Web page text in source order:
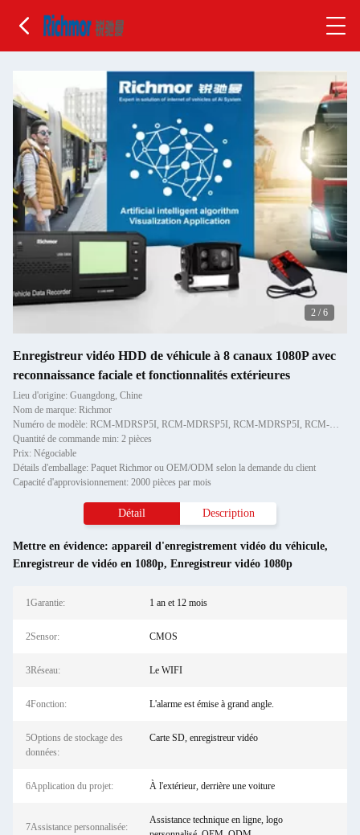
2 /6
Enregistreur vidéo HDD de véhicule à 8 canaux 1080P avec
reconnaissance faciale et fonctionnalités extérieures
Lieu d'origine: Guangdong, Chine
Nom de marque: Richmor
Numéro de modèle: RCM-MDRSP5I, RCM-MDRSP5I, RCM-MDRSP5I, RCM-MDRSP5I, RCM-MDRSP5I, RCM-MDRSP5I, RCM-MDRSP5I, RCM-MDRSP
Quantité de commande min: 2 pièces
Prix: Négociable
Détails d'emballage: Paquet Richmor ou OEM/ODM selon la demande du client
Capacité d'approvisionnement: 2000 pièces par mois
Détail Description
Mettre en évidence: appareil d'enregistrement vidéo du véhicule,
Enregistreur de vidéo en 1080p, Enregistreur vidéo 1080p
1Garantie: 1 an et 12 mois
2Sensor: CMOS
3Réseau: Le WIFI
4Fonction: L'alarme est émise à grand angle.
5Options de stockage des
données:
Carte SD, enregistreur vidéo
6Application du projet: À l'extérieur, derrière une voiture
7Assistance personnalisée:
Assistance technique en ligne, logo